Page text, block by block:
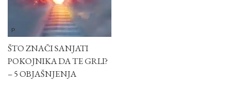
P
ŠTO ZNAČI SANJATI
POKOJNIKA DA TE GRLI?
– 5 OBJAŠNJENJA